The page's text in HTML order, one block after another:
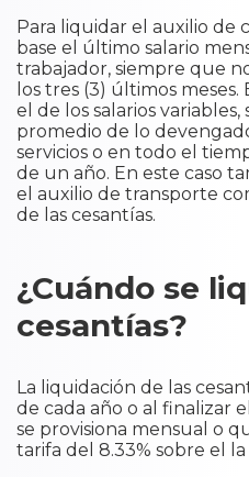
Para liquidar el auxilio de
base el último salario
trabajador, siempre que
los tres (3) últimos
el de los salarios variables,
promedio de lo
servicios o en todo el
de un año. En este caso
el auxilio de transporte
de las cesantías.
¿Cuándo se
cesantías?
La liquidación de las
de cada año o al finalizar
se provisiona mensual o
tarifa del 8.33% sobre el